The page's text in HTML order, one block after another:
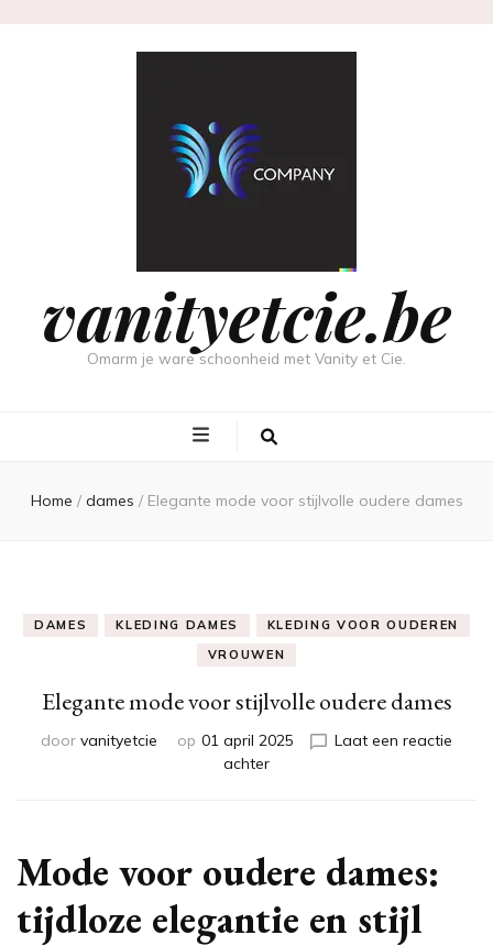
vanityetcie.be
Omarm je ware schoonheid met Vanity et Cie.
Home / dames / Elegante mode voor stijlvolle oudere dames
DAMES KLEDING DAMES
KLEDING VOOR OUDEREN
VROUWEN
Elegante mode voor stijlvolle oudere dames
door vanityetcie op 01 april 2025
Laat een reactie
achterop
oudere
Mode voor oudere dames:
tijdloze elegantie en stijl